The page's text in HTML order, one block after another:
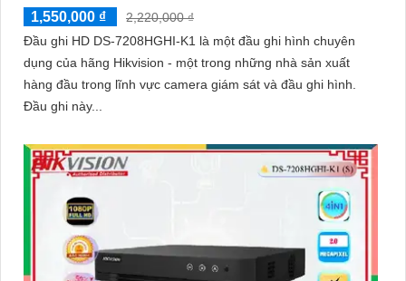
ngôi nhà hoặc doanh nghiệp của bạn, mà còn là lựa chọn thông
minh với giá cả phải chăng và hình ảnh chất lượng sắc nét. Hãy
đầu tư vào an ninh và yên tâm hơn với Camera Hikvision!
Hy vọng rằng bài viết giới thiệu trên sẽ giúp bạn thu hút được
chất lượng.
1,550,000 ₫
2,220,000 ₫
Đầu ghi HD DS-7208HGHI-K1 là một đầu ghi hình chuyên
dụng của hãng Hikvision - một trong những nhà sản xuất
hàng đầu trong lĩnh vực camera giám sát và đầu ghi hình.
Đầu ghi này...